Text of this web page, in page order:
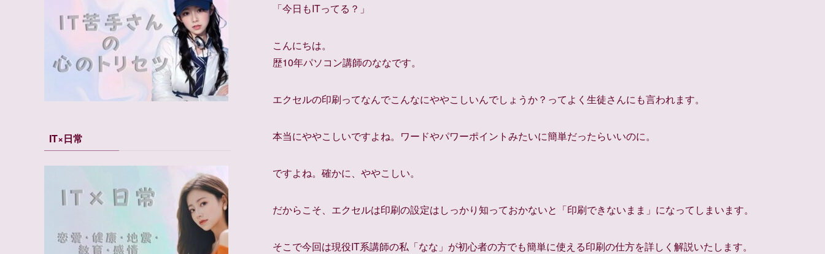
「今日もITってる？」
こんにちは。
歴10年パソコン講師のななです。
エクセルの印刷ってなんでこんなにややこしいんでしょうか？ってよく生徒さんにも言われます。
本当にややこしいですよね。ワードやパワーポイントみたいに簡単だったらいいのに。
ですよね。確かに、ややこしい。
だからこそ、エクセルは印刷の設定はしっかり知っておかないと「印刷できないまま」になってしまいます。
そこで今回は現役IT系講師の私「なな」が初心者の方でも簡単に使える印刷の仕方を詳しく解説いたします。
IT×日常